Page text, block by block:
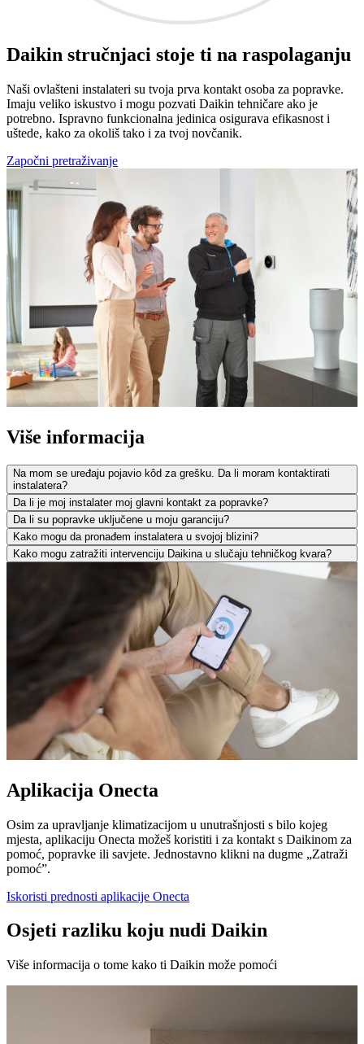
Daikin stručnjaci stoje ti na raspolaganju
Naši ovlašteni instalateri su tvoja prva kontakt osoba za popravke.
Imaju veliko iskustvo i mogu pozvati Daikin tehničare ako je
potrebno. Ispravno funkcionalna jedinica osigurava efikasnost i
uštede, kako za okoliš tako i za tvoj novčanik.
Započni pretraživanje
Više informacija
Na mom se uređaju pojavio kôd za grešku. Da li moram kontaktirati
instalatera?
Da li je moj instalater moj glavni kontakt za popravke?
Da li su popravke uključene u moju garanciju?
Kako mogu da pronađem instalatera u svojoj blizini?
Kako mogu zatražiti intervenciju Daikina u slučaju tehničkog kvara?
Aplikacija Onecta
Osim za upravljanje klimatizacijom u unutrašnjosti s bilo kojeg
mjesta, aplikaciju Onecta možeš koristiti i za kontakt s Daikinom za
pomoć, popravke ili savjete. Jednostavno klikni na dugme „Zatraži
pomoć”.
Iskoristi prednosti aplikacije Onecta
Osjeti razliku koju nudi Daikin
Više informacija o tome kako ti Daikin može pomoći